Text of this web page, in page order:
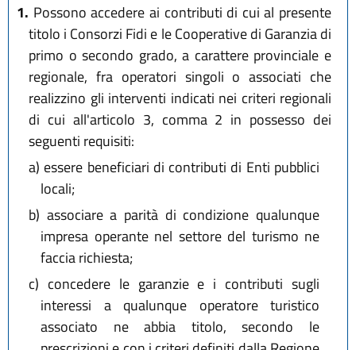
1. Possono accedere ai contributi di cui al presente
titolo i Consorzi Fidi e le Cooperative di Garanzia di
primo o secondo grado, a carattere provinciale e
regionale, fra operatori singoli o associati che
realizzino gli interventi indicati nei criteri regionali
di cui all'articolo 3, comma 2 in possesso dei
seguenti requisiti:
a) essere beneficiari di contributi di Enti pubblici
locali;
b) associare a parità di condizione qualunque
impresa operante nel settore del turismo ne
faccia richiesta;
c) concedere le garanzie e i contributi sugli
interessi a qualunque operatore turistico
associato ne abbia titolo, secondo le